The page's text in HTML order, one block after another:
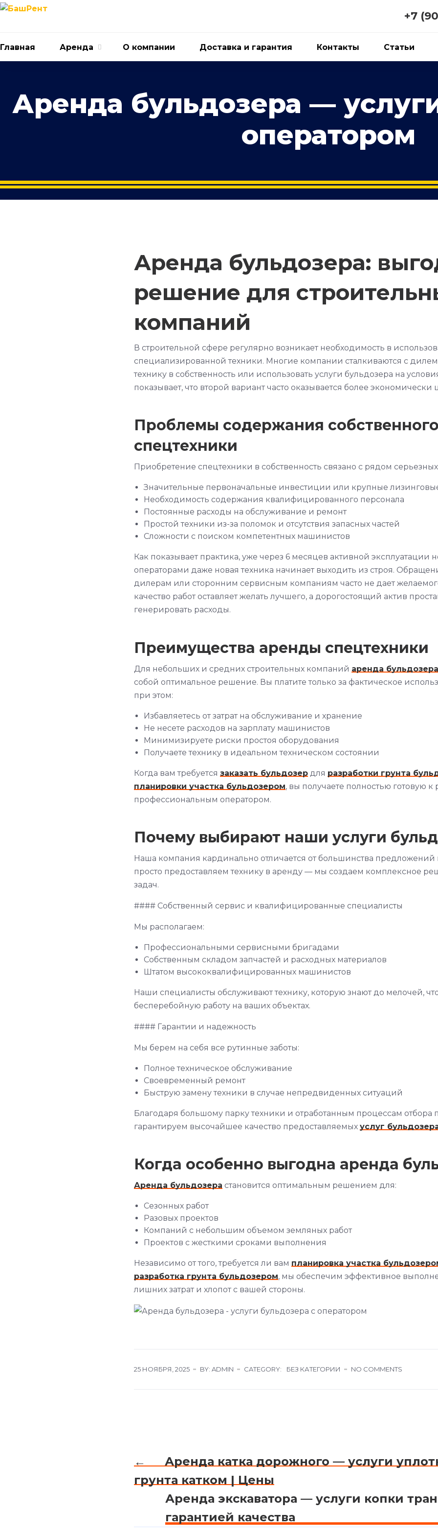
+7
Главная Аренда О компании Доставка и гарантия Контакты Статьи
Аренда бульдозера —
оператором
Аренда бульдозера:
решение для
компаний
В строительной сфере регулярно возникает необходимость в
специализированной техники. Многие компании сталкиваются с
технику в собственность или использовать услуги бульдозера на
показывает, что второй вариант часто оказывается более
Проблемы содержания
спецтехники
Приобретение спецтехники в собственность связано с рядом
Значительные первоначальные инвестиции или крупные
Необходимость содержания квалифицированного персонала
Постоянные расходы на обслуживание и ремонт
Простой техники из-за поломок и отсутствия запасных частей
Сложности с поиском компетентных машинистов
Как показывает практика, уже через 6 месяцев активной эксплуатации
операторами даже новая техника начинает выходить из строя.
дилерам или сторонним сервисным компаниям часто не дает
качество работ оставляет желать лучшего, а дорогостоящий актив
генерировать расходы.
Преимущества аренды спецтехники
Для небольших и средних строительных компаний аренда бульдозера
собой оптимальное решение. Вы платите только за фактическое
при этом:
Избавляетесь от затрат на обслуживание и хранение
Не несете расходов на зарплату машинистов
Минимизируете риски простоя оборудования
Получаете технику в идеальном техническом состоянии
Когда вам требуется заказать бульдозер для разработки грунта
планировки участка бульдозером, вы получаете полностью готовую к
профессиональным оператором.
Почему выбирают наши услуги
Наша компания кардинально отличается от большинства
просто предоставляем технику в аренду — мы создаем комплексное
задач.
#### Собственный сервис и квалифицированные специалисты
Мы располагаем:
Профессиональными сервисными бригадами
Собственным складом запчастей и расходных материалов
Штатом высококвалифицированных машинистов
Наши специалисты обслуживают технику, которую знают до мелочей,
бесперебойную работу на ваших объектах.
#### Гарантии и надежность
Мы берем на себя все рутинные заботы:
Полное техническое обслуживание
Своевременный ремонт
Быструю замену техники в случае непредвиденных ситуаций
Благодаря большому парку техники и отработанным процессам отбора
гарантируем высочайшее качество предоставляемых услуг
Когда особенно выгодна аренда
Аренда бульдозера становится оптимальным решением для:
Сезонных работ
Разовых проектов
Компаний с небольшим объемом земляных работ
Проектов с жесткими сроками выполнения
Независимо от того, требуется ли вам планировка участка
разработка грунта бульдозером, мы обеспечим эффективное
лишних затрат и хлопот с вашей стороны.
25 НОЯБРЯ, 2025 BY: ADMIN CATEGORY: БЕЗ КАТЕГОРИИ NO COMMENTS
←
Аренда катка дорожного — услуги
грунта катком | Цены
Аренда экскаватора — услуги копки
гарантией качества